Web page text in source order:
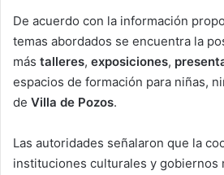
De acuerdo con la información
temas abordados se encuentra la
más talleres, exposiciones,
espacios de formación para niñas,
de Villa de Pozos.
Las autoridades señalaron que la
instituciones culturales y gobiernos